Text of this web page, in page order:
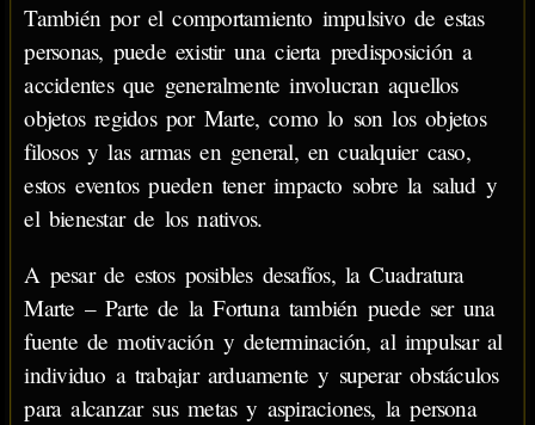
También por el comportamiento impulsivo de estas
personas, puede existir una cierta predisposición a
accidentes que generalmente involucran aquellos
objetos regidos por Marte, como lo son los objetos
filosos y las armas en general, en cualquier caso,
estos eventos pueden tener impacto sobre la salud y
el bienestar de los nativos.
A pesar de estos posibles desafíos, la Cuadratura
Marte – Parte de la Fortuna también puede ser una
fuente de motivación y determinación, al impulsar al
individuo a trabajar arduamente y superar obstáculos
para alcanzar sus metas y aspiraciones, la persona